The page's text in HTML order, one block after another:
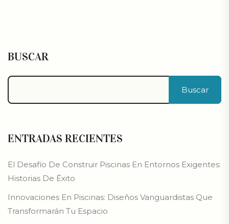
BUSCAR
Buscar
ENTRADAS RECIENTES
El Desafío De Construir Piscinas En Entornos Exigentes:
Historias De Éxito
Innovaciones En Piscinas: Diseños Vanguardistas Que
Transformarán Tu Espacio